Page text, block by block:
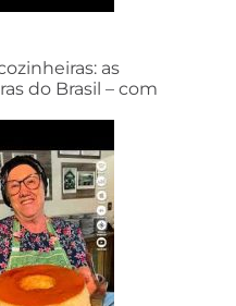
as
do Brasil – com